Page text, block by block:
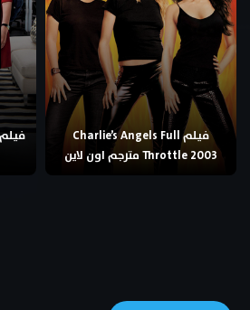
فيلم Charlie’s Angels Full
Throttle 2003 مترجم اون لاين